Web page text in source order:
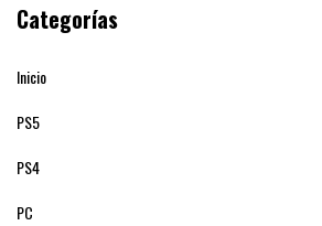
Categorías
Inicio
PS5
PS4
PC